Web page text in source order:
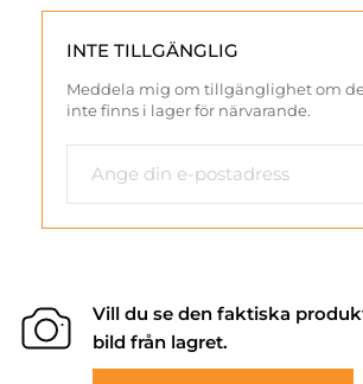
INTE TILLGÄNGLIG
Meddela mig om tillgänglighet om
inte finns i lager för närvarande.
Vill du se den faktiska
bild från lagret.